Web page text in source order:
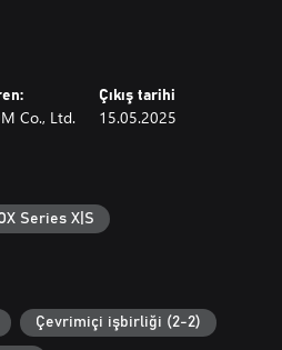
bir dizi acemi dostu özelliğe
neredeyse her yerde kaydedip
devam edebilirler.
belgelerinin yanı sıra 8 oyunun
eseri görüntüleyebilirler.
Co., Ltd.
Çıkış tarihi
15.05.2025
Series X|S
Çevrimiçi işbirliği (2-2)